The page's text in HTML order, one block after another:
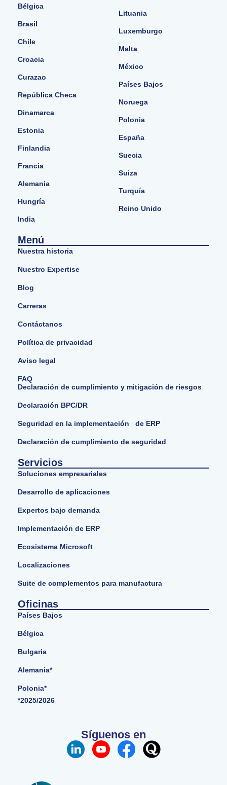
Bélgica
Brasil
Chile
Croacia
Curazao
República Checa
Dinamarca
Estonia
Finlandia
Francia
Alemania
Hungría
India
Lituania
Luxemburgo
Malta
México
Países Bajos
Noruega
Polonia
España
Suecia
Suiza
Turquía
Reino Unido
Menú
Nuestra historia
Nuestro Expertise
Blog
Carreras
Contáctanos
Política de privacidad
Aviso legal
FAQ
Declaración de cumplimiento y mitigación de riesgos
Declaración BPC/DR
Seguridad en la implementación de ERP
Declaración de cumplimiento de seguridad
Servicios
Soluciones empresariales
Desarrollo de aplicaciones
Expertos bajo demanda
Implementación de ERP
Ecosistema Microsoft
Localizaciones
Suite de complementos para manufactura
Oficinas
Países Bajos
Bélgica
Bulgaria
Alemania*
Polonia*
*2025/2026
Síguenos en